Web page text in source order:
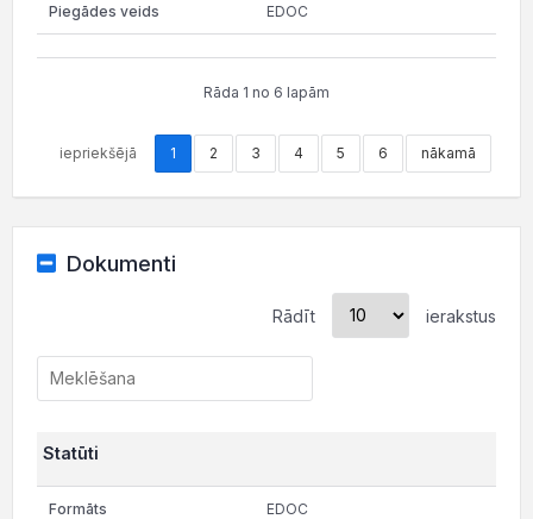
EDOC
Rāda 1 no 6 lapām
iepriekšējā 1 2 3 4 5 6 nākamā
Dokumenti
Rādīt ierakstus
Statūti
EDOC